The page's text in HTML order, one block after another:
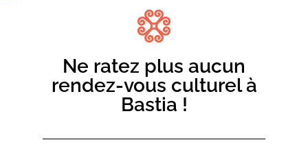
Le jeu continue sur instagram (isles.co) et facebook
Ne ratez plus aucun
rendez-vous culturel à
Bastia !